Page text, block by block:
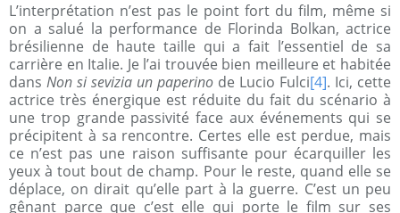
L’interprétation n’est pas le point fort du film, même si
on a salué la performance de Florinda Bolkan, actrice
brésilienne de haute taille qui a fait l’essentiel de sa
carrière en Italie. Je l’ai trouvée bien meilleure et habitée
dans Non si sevizia un paperino de Lucio Fulci[4]. Ici, cette
actrice très énergique est réduite du fait du scénario à
une trop grande passivité face aux événements qui se
précipitent à sa rencontre. Certes elle est perdue, mais
ce n’est pas une raison suffisante pour écarquiller les
yeux à tout bout de champ. Pour le reste, quand elle se
déplace, on dirait qu’elle part à la guerre. C’est un peu
gênant parce que c’est elle qui porte le film sur ses